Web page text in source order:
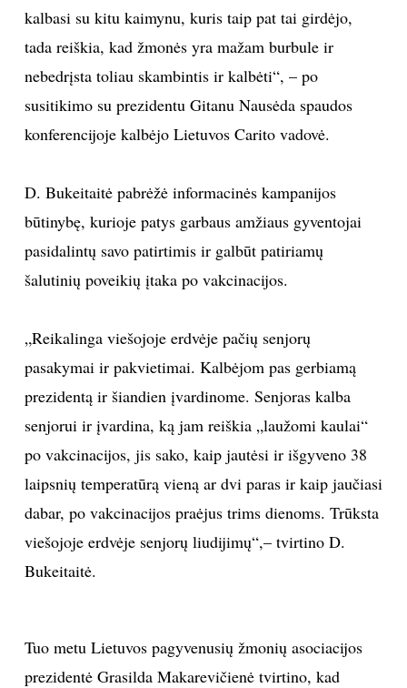
ISTORIJA
KNYGOS
INTERJERAS
NAMAI
VIRTUVĖ
RECEPTAI
VAIKAI
NELAIMĖS
KONTAKTAI
PRIVATUMO POLITIKA
kalbasi su kitu kaimynu, kuris taip pat tai girdėjo,
tada reiškia, kad žmonės yra mažam burbule ir
nebedrįsta toliau skambintis ir kalbėti“, – po
susitikimo su prezidentu Gitanu Nausėda spaudos
konferencijoje kalbėjo Lietuvos Carito vadovė.
D. Bukeitaitė pabrėžė informacinės kampanijos
būtinybę, kurioje patys garbaus amžiaus gyventojai
pasidalintų savo patirtimis ir galbūt patiriamų
šalutinių poveikių įtaka po vakcinacijos.
„Reikalinga viešojoje erdvėje pačių senjorų
pasakymai ir pakvietimai. Kalbėjom pas gerbiamą
prezidentą ir šiandien įvardinome. Senjoras kalba
senjorui ir įvardina, ką jam reiškia „laužomi kaulai“
po vakcinacijos, jis sako, kaip jautėsi ir išgyveno 38
laipsnių temperatūrą vieną ar dvi paras ir kaip jaučiasi
dabar, po vakcinacijos praėjus trims dienoms. Trūksta
viešojoje erdvėje senjorų liudijimų“,– tvirtino D.
Bukeitaitė.
Tuo metu Lietuvos pagyvenusių žmonių asociacijos
prezidentė Grasilda Makarevičienė tvirtino, kad